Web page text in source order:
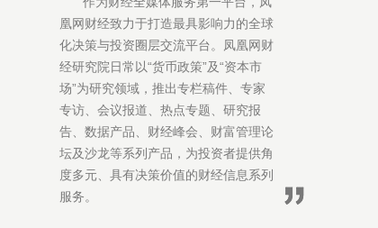
凰网财经致力于打造最具影响力的全球
化决策与投资圈层交流平台。凤凰网财
经研究院日常以“货币政策”及“资本市
场”为研究领域，推出专栏稿件、专家
专访、会议报道、热点专题、研究报
告、数据产品、财经峰会、财富管理论
坛及沙龙等系列产品，为投资者提供角
度多元、具有决策价值的财经信息系列
服务。